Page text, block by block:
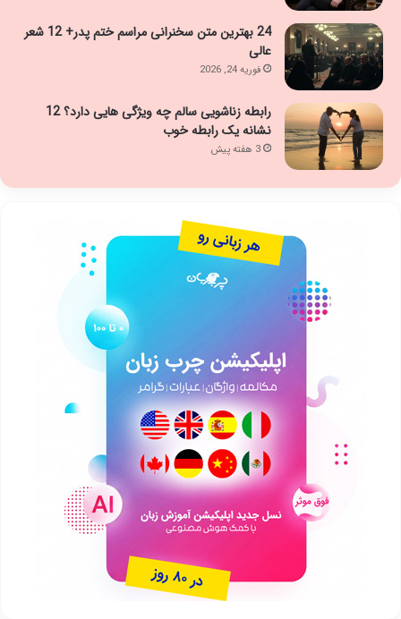
24 بهترین متن سخنرانی مراسم ختم پدر+ 12 شعر
عالی
فوریه 24, 2026
رابطه زناشویی سالم چه ویژگی هایی دارد؟ 12
نشانه یک رابطه خوب
3 هفته پیش